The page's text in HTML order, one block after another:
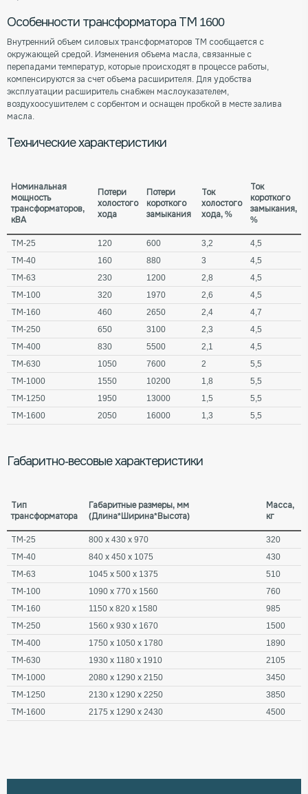
Особенности трансформатора ТМ 1600
Внутренний объем силовых трансформаторов ТМ сообщается с
окружающей средой. Изменения объема масла, связанные с
перепадами температур, которые происходят в процессе работы,
компенсируются за счет объема расширителя. Для удобства
эксплуатации расширитель снабжен маслоуказателем,
воздухоосушителем с сорбентом и оснащен пробкой в месте залива
масла.
Технические характеристики
Номинальная
мощность
трансформаторов,
кВА
Потери
холостого
хода
Потери
короткого
замыкания
Ток
холостого
хода, %
Ток
короткого
замыкания,
%
ТМ-25 120 600 3,2
4,5
ТМ-40
160 880 3
4,5
ТМ-63
230 1200 2,8
4,5
ТМ-100
320 1970 2,6
4,5
ТМ-160
460 2650 2,4
4,7
ТМ-250
650 3100 2,3
4,5
ТМ-400
830 5500 2,1
4,5
ТМ-630
1050 7600 2
5,5
ТМ-1000
1550 10200 1,8
5,5
ТМ-1250
1950 13000 1,5
5,5
ТМ-1600
2050 16000 1,3 5,5
Габаритно-весовые характеристики
Тип
трансформатора
Габаритные размеры, мм
(Длина*Ширина*Высота)
Масса,
кг
ТМ-25 800 х 430 х 970
320
ТМ-40
840 х 450 х 1075
430
ТМ-63
1045 х 500 х 1375
510
ТМ-100
1090 х 770 х 1560
760
ТМ-160
1150 х 820 х 1580
985
ТМ-250
1560 х 930 х 1670
1500
ТМ-400
1750 х 1050 х 1780
1890
ТМ-630
1930 х 1180 х 1910
2105
ТМ-1000
2080 х 1290 х 2150
3450
ТМ-1250
2130 х 1290 х 2250
3850
ТМ-1600
2175 х 1290 х 2430 4500